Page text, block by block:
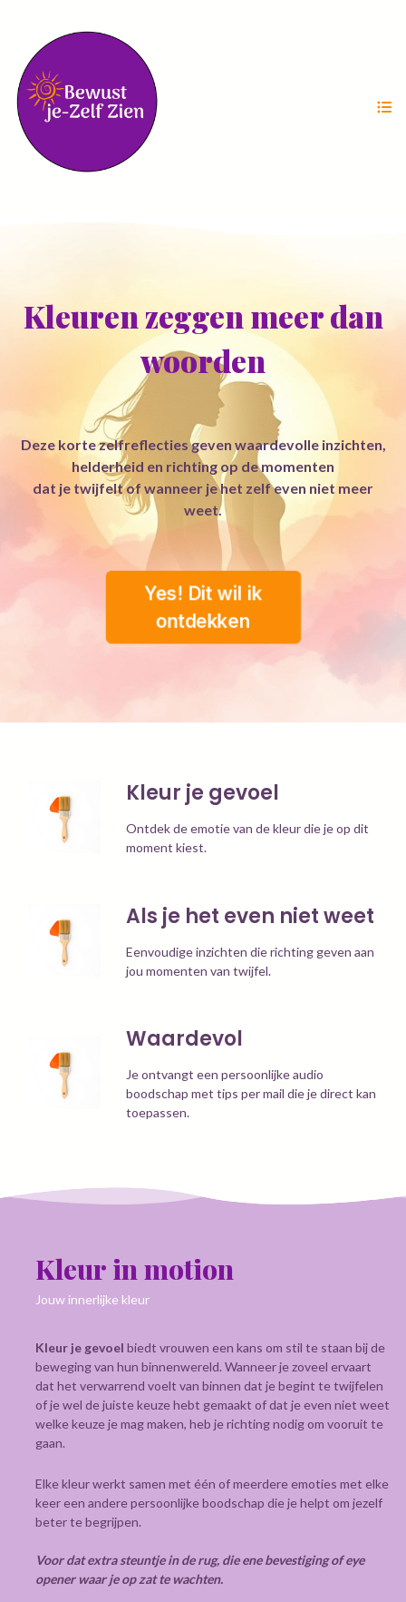
Kleuren zeggen meer dan
woorden
Deze korte zelfreflecties geven waardevolle inzichten,
helderheid en richting op de momenten
dat je twijfelt of wanneer je het zelf even niet meer
weet.
Yes! Dit wil ik
ontdekken
Kleur je gevoel
Ontdek de emotie van de kleur die je op dit
moment kiest.
Als je het even niet weet
Eenvoudige inzichten die richting geven aan
jou momenten van twijfel.
Waardevol
Je ontvangt een persoonlijke audio
boodschap met tips per mail die je direct kan
toepassen.
Kleur in motion
Jouw innerlijke kleur
Kleur je gevoel biedt vrouwen een kans om stil te staan bij de
beweging van hun binnenwereld. Wanneer je zoveel ervaart
dat het verwarrend voelt van binnen dat je begint te twijfelen
of je wel de juiste keuze hebt gemaakt of dat je even niet weet
welke keuze je mag maken, heb je richting nodig om vooruit te
gaan.
Elke kleur werkt samen met één of meerdere emoties met elke
keer een andere persoonlijke boodschap die je helpt om jezelf
beter te begrijpen.
Voor dat extra steuntje in de rug, die ene bevestiging of eye
opener waar je op zat te wachten.